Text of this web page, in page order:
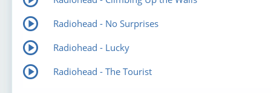
Radiohead - No Surprises
Radiohead - Lucky
Radiohead - The Tourist